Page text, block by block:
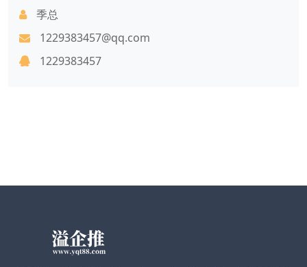
季总
1229383457@qq.com
1229383457